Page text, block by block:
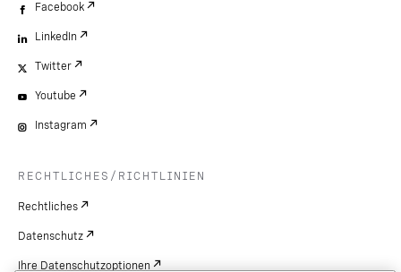
Facebook
LinkedIn
Twitter
Youtube
Instagram
RECHTLICHES/RICHTLINIEN
Rechtliches
Datenschutz
Ihre Datenschutzoptionen